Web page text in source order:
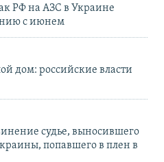
РФ на АЗС в Украине
с июнем
дом: российские власти
судье, выносившего
попавшего в плен в